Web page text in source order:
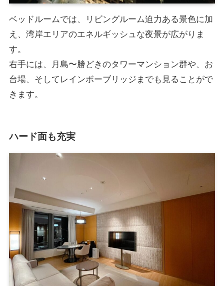
ベッドルームでは、リビングルーム迫力ある景色に加
え、湾岸エリアのエネルギッシュな夜景が広がりま
す。
右手には、月島〜勝どきのタワーマンション群や、お
台場、そしてレインボーブリッジまでも見ることがで
きます。
ハード面も充実